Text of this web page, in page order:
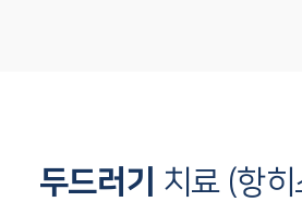
두드러기 치료 (항